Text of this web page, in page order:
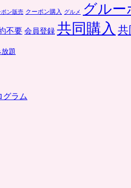
ポン販売 クーポン購入 グルメ グルー
不要 会員登録 共同購入 共
題
グラム